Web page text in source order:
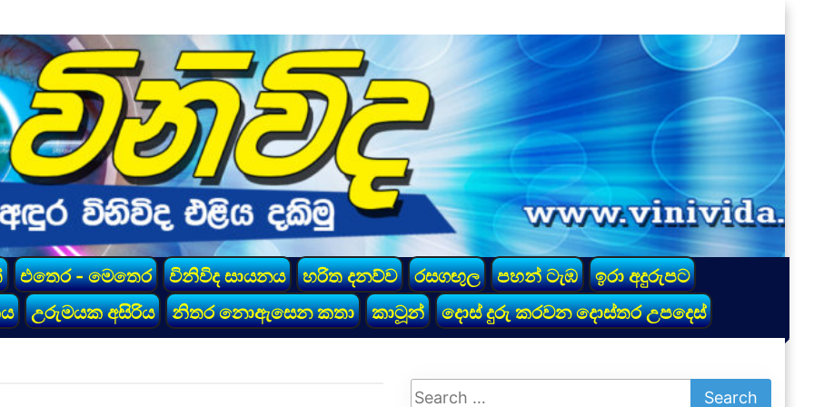
එතෙර - මෙතෙර විනිවිද සායනය හරිත දනව්ව රසගඟුල පහන් ටැඹ
ඉරා අදුරුපට
උරුමයක අසිරිය නිතර නොඇසෙන කතා කාටූන් දොස් දුරු කරවන දොස්තර උපදෙස්